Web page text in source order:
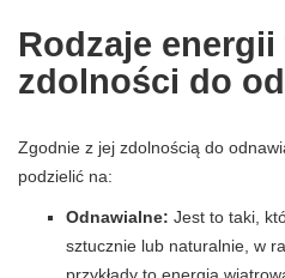
Rodzaje energii
zdolności do
Zgodnie z jej zdolnością do
podzielić na:
Odnawialne: Jest to taki,
sztucznie lub naturalnie, w
przykłady to energia